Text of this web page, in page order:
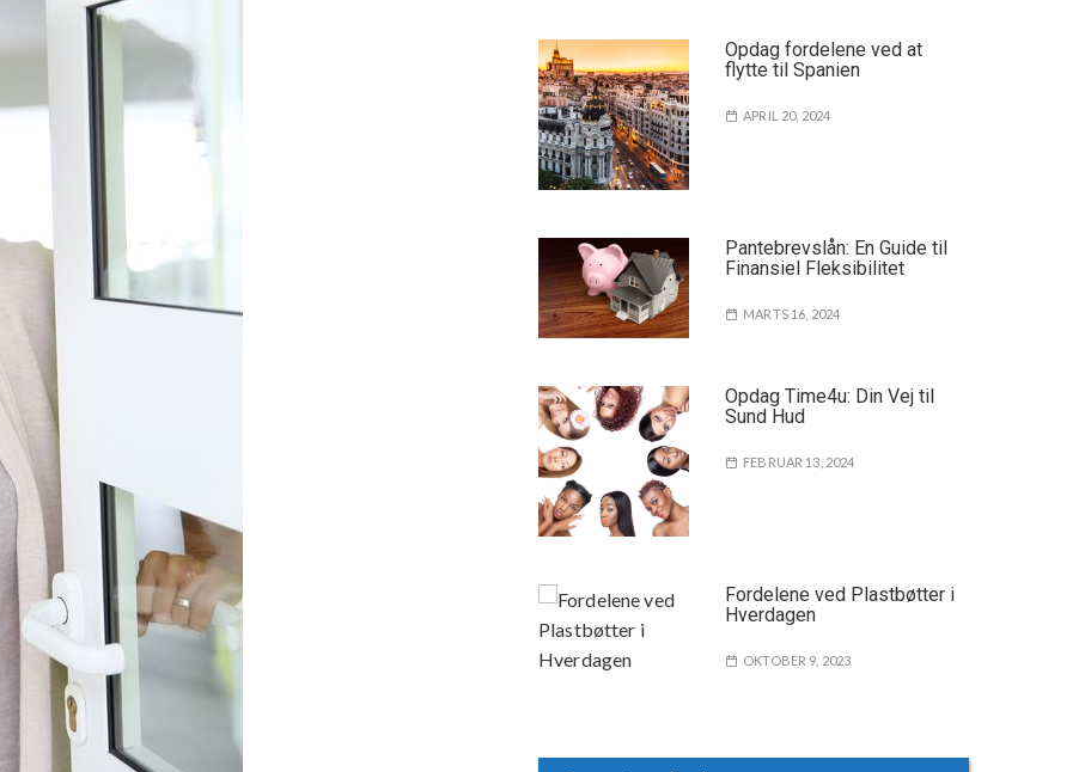
Opdag fordelene ved at
flytte til Spanien
APRIL 20, 2024
Pantebrevslån: En Guide til
Finansiel Fleksibilitet
MARTS 16, 2024
Opdag Time4u: Din Vej til
Sund Hud
FEBRUAR 13, 2024
Fordelene ved Plastbøtter i
Hverdagen
OKTOBER 9, 2023